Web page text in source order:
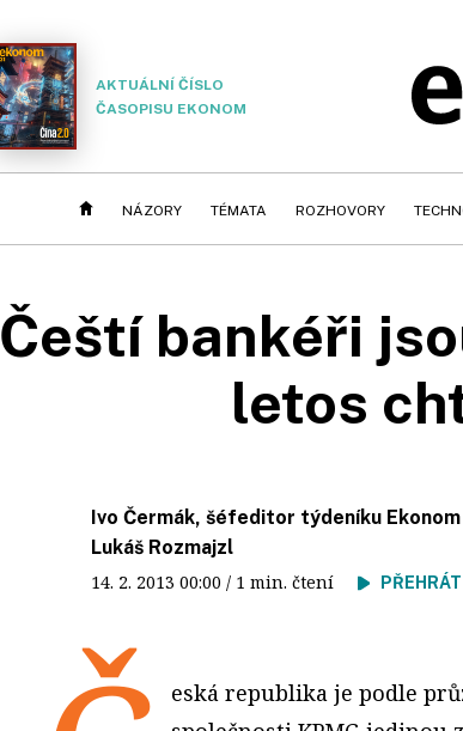
AKTUÁLNÍ ČÍSLO
ČASOPISU EKONOM
NÁZORY TÉMATA ROZHOVORY
Čeští bankéři
letos
Ivo Čermák, šéfeditor týdeníku Ekonom
Lukáš Rozmajzl
14. 2. 2013 00:00 / 1 min. čtení
eská republika je podle